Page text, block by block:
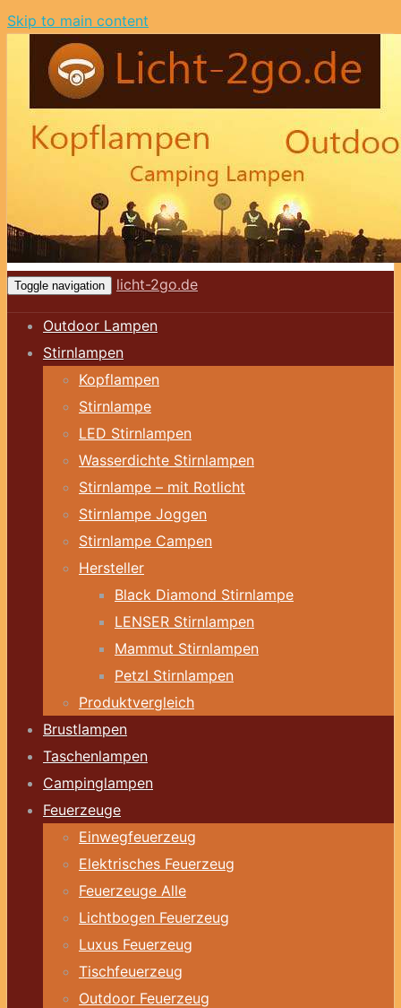
Skip to main content
Toggle navigation licht-2go.de
Outdoor Lampen
Stirnlampen
Kopflampen
Stirnlampe
LED Stirnlampen
Wasserdichte Stirnlampen
Stirnlampe – mit Rotlicht
Stirnlampe Joggen
Stirnlampe Campen
Hersteller
Black Diamond Stirnlampe
LENSER Stirnlampen
Mammut Stirnlampen
Petzl Stirnlampen
Produktvergleich
Brustlampen
Taschenlampen
Campinglampen
Feuerzeuge
Einwegfeuerzeug
Elektrisches Feuerzeug
Feuerzeuge Alle
Lichtbogen Feuerzeug
Luxus Feuerzeug
Tischfeuerzeug
Outdoor Feuerzeug